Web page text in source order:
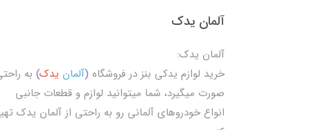
آلمان یدک
آلمان یدک:
خرید لوازم یدکی بنز در فروشگاه (آلمان یدک) به
صورت میگیرد، شما میتوانید لوازم و قطعات جانبی
انواع خودروهای آلمانی رو به راحتی از آلمان یدک